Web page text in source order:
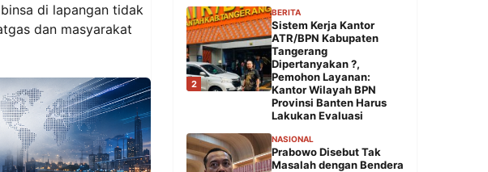
di lapangan tidak
dan masyarakat
2
BERITA
Sistem Kerja Kantor
ATR/BPN Kabupaten
Tangerang
Dipertanyakan ?,
Pemohon Layanan:
Kantor Wilayah BPN
Provinsi Banten Harus
Lakukan Evaluasi
NASIONAL
Prabowo Disebut Tak
Masalah dengan Bendera